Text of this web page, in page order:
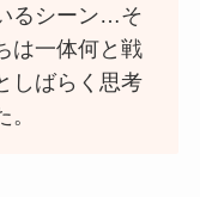
るシーン…そ
は一体何と戦
しばらく思考